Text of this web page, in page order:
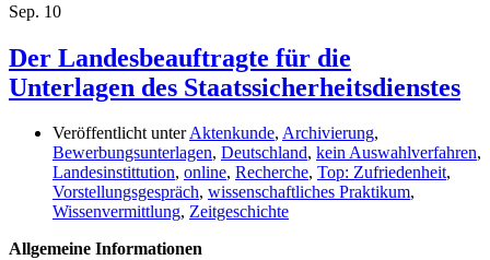
Sep. 10
Der Landesbeauftragte für die
Unterlagen des Staatssicherheitsdienstes
Veröffentlicht unterAktenkunde, Archivierung,
Bewerbungsunterlagen, Deutschland, kein Auswahlverfahren,
Landesinstittution, online, Recherche, Top: Zufriedenheit,
Vorstellungsgespräch, wissenschaftliches Praktikum,
Wissenvermittlung, Zeitgeschichte
Allgemeine Informationen